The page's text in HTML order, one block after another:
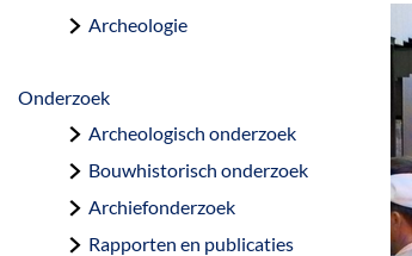
Archeologie
Onderzoek
Archeologisch onderzoek
Bouwhistorisch onderzoek
Archiefonderzoek
Rapporten en publicaties